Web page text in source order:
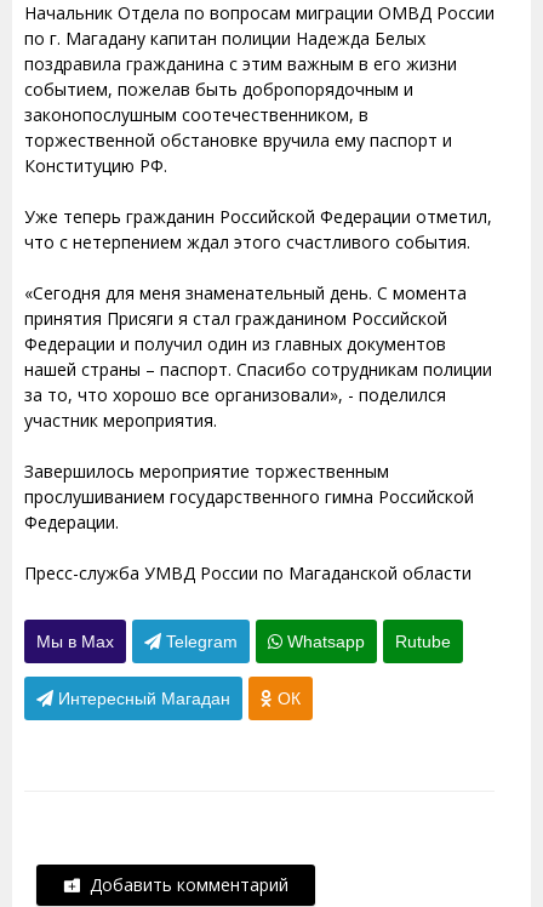
Начальник Отдела по вопросам миграции ОМВД России
по г. Магадану капитан полиции Надежда Белых
поздравила гражданина с этим важным в его жизни
событием, пожелав быть добропорядочным и
законопослушным соотечественником, в
торжественной обстановке вручила ему паспорт и
Конституцию РФ.
Уже теперь гражданин Российской Федерации отметил,
что с нетерпением ждал этого счастливого события.
«Сегодня для меня знаменательный день. С момента
принятия Присяги я стал гражданином Российской
Федерации и получил один из главных документов
нашей страны – паспорт. Спасибо сотрудникам полиции
за то, что хорошо все организовали», - поделился
участник мероприятия.
Завершилось мероприятие торжественным
прослушиванием государственного гимна Российской
Федерации.
Пресс-служба УМВД России по Магаданской области
Мы в Max Telegram Whatsapp Rutube
Интересный Магадан ОК
Добавить комментарий